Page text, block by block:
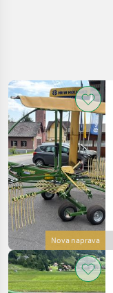
Nova naprava